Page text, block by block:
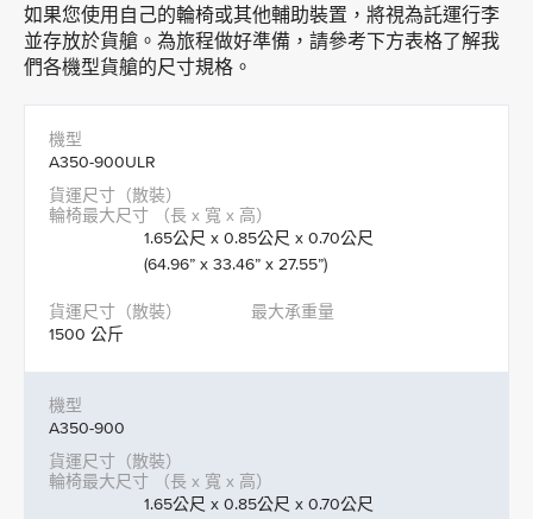
如果您使用自己的輪椅或其他輔助裝置，將視為託運行李
並存放於貨艙。為旅程做好準備，請參考下方表格了解我
們各機型貨艙的尺寸規格。
A350-900ULR
1.65公尺 x 0.85公尺 x 0.70公尺
(64.96” x 33.46” x 27.55”)
1500 公斤
A350-900
1.65公尺 x 0.85公尺 x 0.70公尺